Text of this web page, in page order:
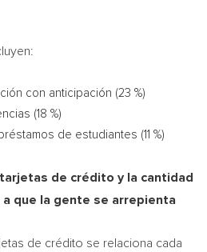
con anticipación (23 %)
(18 %)
de estudiantes (11 %)
de crédito y la cantidad
que la gente se arrepienta
de crédito se relaciona cada